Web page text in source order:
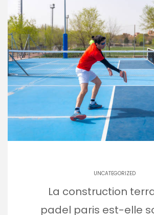
UNCATEGORIZED
La construction
padel paris est-elle